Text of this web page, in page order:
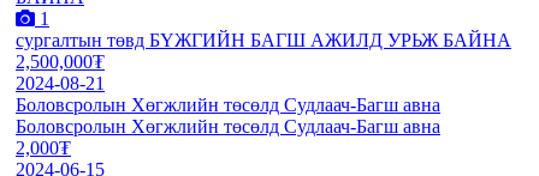
1
сургалтын төвд БҮЖГИЙН БАГШ АЖИЛД УРЬЖ БАЙНА
2,500,000₮
2024-08-21
Боловсролын Хөгжлийн төсөлд Судлаач-Багш авна
Боловсролын Хөгжлийн төсөлд Судлаач-Багш авна
2,000₮
2024-06-15